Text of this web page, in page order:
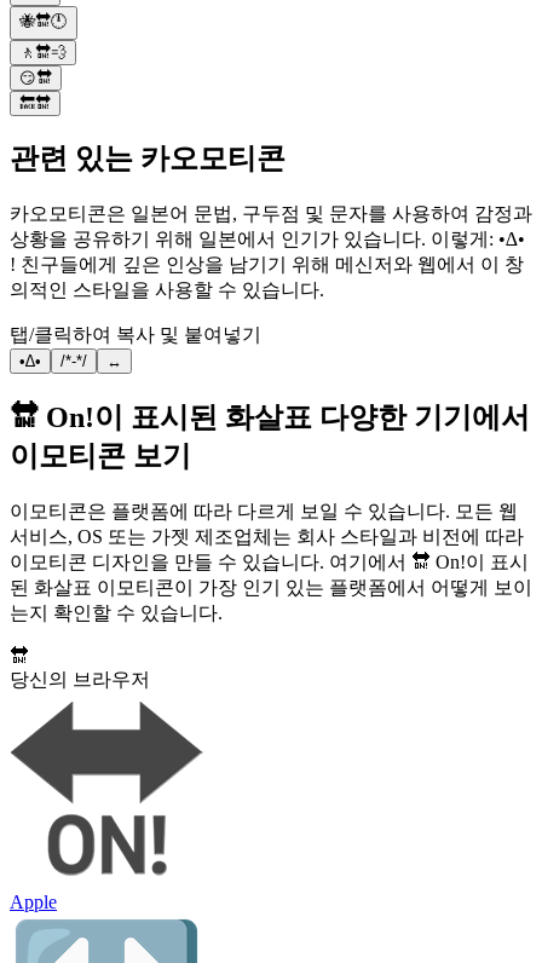
🐝🔛🕛
🚶🔛💨
😏🔛
🔙🔛
관련 있는 카오모티콘
카오모티콘은 일본어 문법, 구두점 및 문자를 사용하여 감정과
상황을 공유하기 위해 일본에서 인기가 있습니다. 이렇게: •∆•
! 친구들에게 깊은 인상을 남기기 위해 메신저와 웹에서 이 창
의적인 스타일을 사용할 수 있습니다.
탭/클릭하여 복사 및 붙여넣기
•∆• /*-*/ ↔️
🔛 On!이 표시된 화살표 다양한 기기에서
이모티콘 보기
이모티콘은 플랫폼에 따라 다르게 보일 수 있습니다. 모든 웹
서비스, OS 또는 가젯 제조업체는 회사 스타일과 비전에 따라
이모티콘 디자인을 만들 수 있습니다. 여기에서 🔛 On!이 표시
된 화살표 이모티콘이 가장 인기 있는 플랫폼에서 어떻게 보이
는지 확인할 수 있습니다.
🔛
당신의 브라우저
Apple